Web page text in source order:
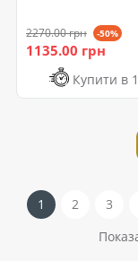
2270.00 грн -50%
1135.00 грн
Купити в 1
1 2 3